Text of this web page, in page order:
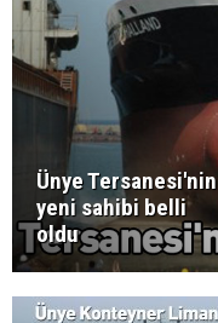
Ünye Tersanesi'nin
yeni sahibi belli
oldu